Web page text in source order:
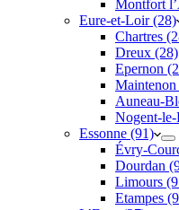
Montfort
Eure-et-Loir (28)
Chartres
Dreux (28)
Epernon
Auneau-
Nogent-
Essonne (91)
Évry-
Dourdan
Limours
Etampes